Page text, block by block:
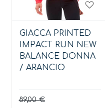
GIACCA PRINTED
IMPACT RUN NEW
BALANCE DONNA
/ ARANCIO
89,00 €